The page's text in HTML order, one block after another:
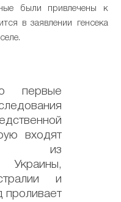
были привлечены к
в заявлении генсека
первые
входят
из
Украины,
и
проливает